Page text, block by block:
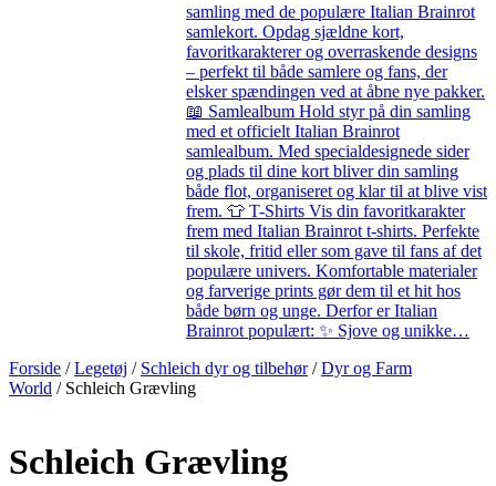
samling med de populære Italian Brainrot
samlekort. Opdag sjældne kort,
favoritkarakterer og overraskende designs
– perfekt til både samlere og fans, der
elsker spændingen ved at åbne nye pakker.
📖 Samlealbum Hold styr på din samling
med et officielt Italian Brainrot
samlealbum. Med specialdesignede sider
og plads til dine kort bliver din samling
både flot, organiseret og klar til at blive vist
frem. 👕 T-Shirts Vis din favoritkarakter
frem med Italian Brainrot t-shirts. Perfekte
til skole, fritid eller som gave til fans af det
populære univers. Komfortable materialer
og farverige prints gør dem til et hit hos
både børn og unge. Derfor er Italian
Brainrot populært: ✨ Sjove og unikke…
Forside /Legetøj / Schleich dyr og tilbehør/Dyr og Farm
World / Schleich Grævling
Schleich Grævling